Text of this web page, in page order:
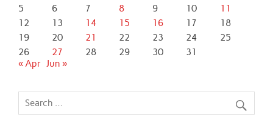
5 6 7 8 9 10
11
12
13 14 15 16 17
18
19
20 21 22 23 24
25
26
27 28 29 30
31
« Apr Jun »